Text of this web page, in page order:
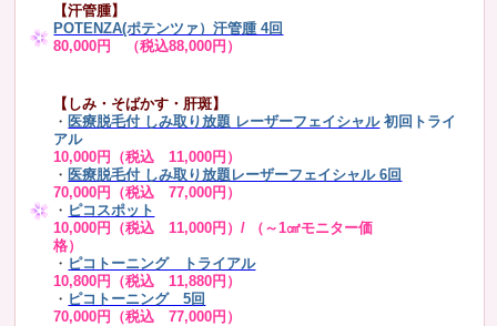
【汗管腫】
POTENZA(ポテンツァ）汗管腫 4回
80,000円 （税込88,000円）
【しみ・そばかす・肝斑】
・ 医療脱毛付 しみ取り放題 レーザーフェイシャル 初回トライ
アル
10,000円（税込 11,000円）
・ 医療脱毛付 しみ取り放題レーザーフェイシャル 6回
70,000円（税込 77,000円）
・ ピコスポット
10,000円（税込 11,000円）/ （～1㎠モニター価
格）
・ ピコトーニング トライアル
10,800円（税込 11,880円）
・ ピコトーニング 5回
70,000円（税込 77,000円）